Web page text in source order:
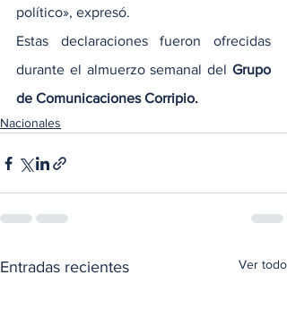
político», expresó.
Estas declaraciones fueron ofrecidas
durante el almuerzo semanal del Grupo
de Comunicaciones Corripio.
Nacionales
Entradas recientes Ver todo